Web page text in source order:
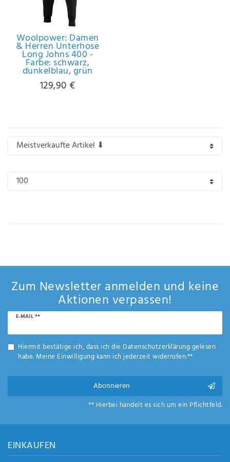
IHRE E-MAIL ADRESSE
ANMERKUNGEN UND FILTERWÜNSCHE
ich, dass
ich die
erklärung
sen
n
Woolpower: Damen
& Herren Unterhose
Long Johns 400 -
Farbe: schwarz,
dunkelblau, grün
129,90 €
Zum Newsletter anmelden und keine
Aktionen verpassen!
E-MAIL **
Newsletter
Hiermit bestätige ich, dass ich die Daten­schutz­erklärunggelesen
habe. Meine Einwilligung kann ich jederzeit widerrufen.**
Abonnieren
** Hierbei handelt es sich um ein Pflichtfeld.
EINKAUFEN